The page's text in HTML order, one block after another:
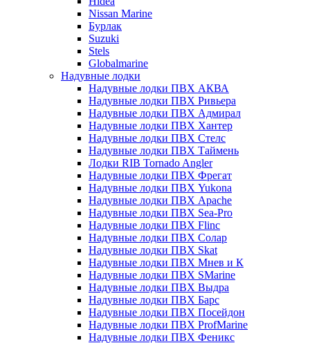
Nissan Marine
Бурлак
Suzuki
Stels
Globalmarine
Надувные лодки
Надувные лодки ПВХ АКВА
Надувные лодки ПВХ Ривьера
Надувные лодки ПВХ Адмирал
Надувные лодки ПВХ Хантер
Надувные лодки ПВХ Стелс
Надувные лодки ПВХ Таймень
Лодки RIB Tornado Angler
Надувные лодки ПВХ Фрегат
Надувные лодки ПВХ Yukona
Надувные лодки ПВХ Apache
Надувные лодки ПВХ Sea-Pro
Надувные лодки ПВХ Flinc
Надувные лодки ПВХ Солар
Надувные лодки ПВХ Skat
Надувные лодки ПВХ Мнев и К
Надувные лодки ПВХ SMarine
Надувные лодки ПВХ Выдра
Надувные лодки ПВХ Барс
Надувные лодки ПВХ Посейдон
Надувные лодки ПВХ ProfMarine
Надувные лодки ПВХ Феникс